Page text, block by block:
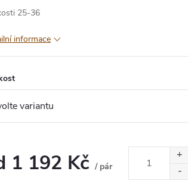
25-36
informace
1 192 Kč / pár